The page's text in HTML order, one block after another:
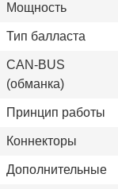
Мощность
Тип балласта
CAN-BUS
(обманка)
Принцип работы
Коннекторы
Дополнительные